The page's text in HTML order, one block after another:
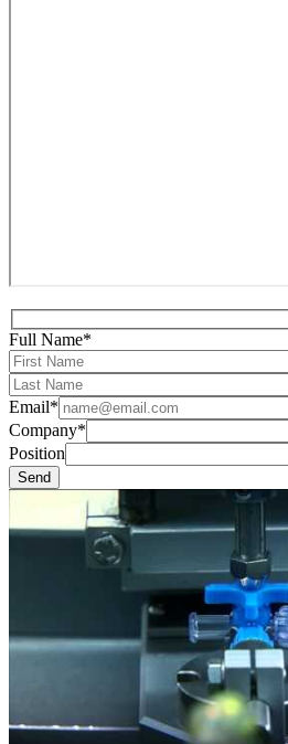
Full Name*
Email*
Company*
Position